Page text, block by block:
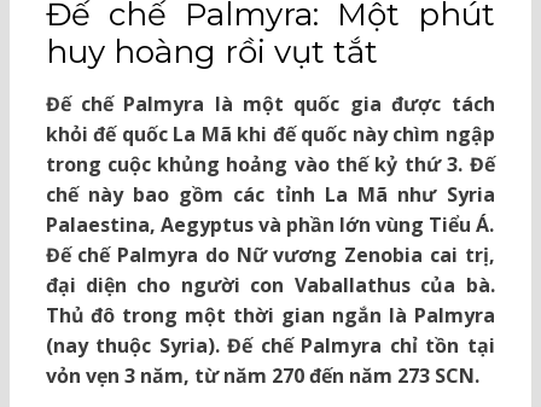
Đế chế Palmyra: Một phút
huy hoàng rồi vụt tắt
Đế chế Palmyra là một quốc gia được tách
khỏi đế quốc La Mã khi đế quốc này chìm ngập
trong cuộc khủng hoảng vào thế kỷ thứ 3. Đế
chế này bao gồm các tỉnh La Mã như Syria
Palaestina, Aegyptus và phần lớn vùng Tiểu Á.
Đế chế Palmyra do Nữ vương Zenobia cai trị,
đại diện cho người con Vaballathus của bà.
Thủ đô trong một thời gian ngắn là Palmyra
(nay thuộc Syria). Đế chế Palmyra chỉ tồn tại
vỏn vẹn 3 năm, từ năm 270 đến năm 273 SCN.